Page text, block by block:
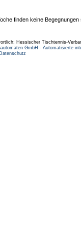
finden keine Begegnungen
Hessischer Tischtennis-
GmbH - Automatisierte
Datenschutz